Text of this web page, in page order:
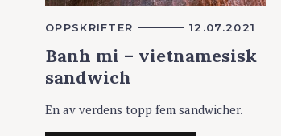
K
T
E
G
O
I
OPPSKRIFTER 12.07.2021
Banh mi – vietnamesisk
sandwich
En av verdens topp fem sandwicher.